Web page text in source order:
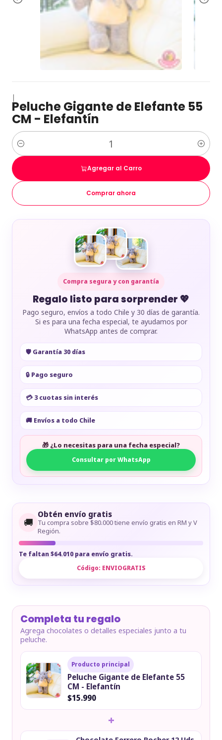
|
Peluche Gigante de Elefante 55
CM - Elefantín
Cantidad
Agregar al Carro
Comprar ahora
Compra segura y con garantía
Regalo listo para sorprender 💖
Pago seguro, envíos a todo Chile y 30 días de garantía.
Si es para una fecha especial, te ayudamos por
WhatsApp antes de comprar.
🛡️ Garantía 30 días
🔒 Pago seguro
💳 3 cuotas sin interés
🚚 Envíos a todo Chile
🎁 ¿Lo necesitas para una fecha especial?
Consultar por WhatsApp
🚚
Obtén envío gratis
Tu compra sobre $80.000 tiene envío gratis en RM y V
Región.
Te faltan $64.010 para envío gratis.
Código: ENVIOGRATIS
Completa tu regalo
Agrega chocolates o detalles especiales junto a tu
peluche.
Producto principal
Peluche Gigante de Elefante 55
CM - Elefantín
$15.990
+